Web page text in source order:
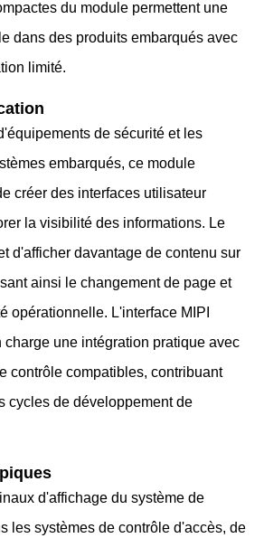
du module permettent une
dans des produits embarqués avec
limité.
de sécurité et les
embarqués, ce module
créer des interfaces utilisateur
la visibilité des informations. Le
d'afficher davantage de contenu sur
ainsi le changement de page et
opérationnelle. L'interface MIPI
charge une intégration pratique avec
contrôle compatibles, contribuant
cycles de développement de
d'affichage du système de
les systèmes de contrôle d'accès, de